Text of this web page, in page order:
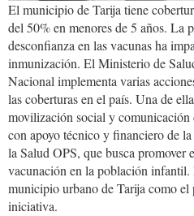
El municipio de Tarija tiene
del 50% en menores de 5 años. La
desconfianza en las vacunas ha
inmunización. El Ministerio de
Nacional implementa varias
las coberturas en el país. Una de
movilización social y
con apoyo técnico y financiero de
la Salud OPS, que busca promover
vacunación en la población infantil.
municipio urbano de Tarija como el
iniciativa.